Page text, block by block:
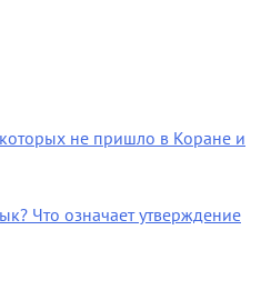
не пришло в Коране и
Что означает утверждение